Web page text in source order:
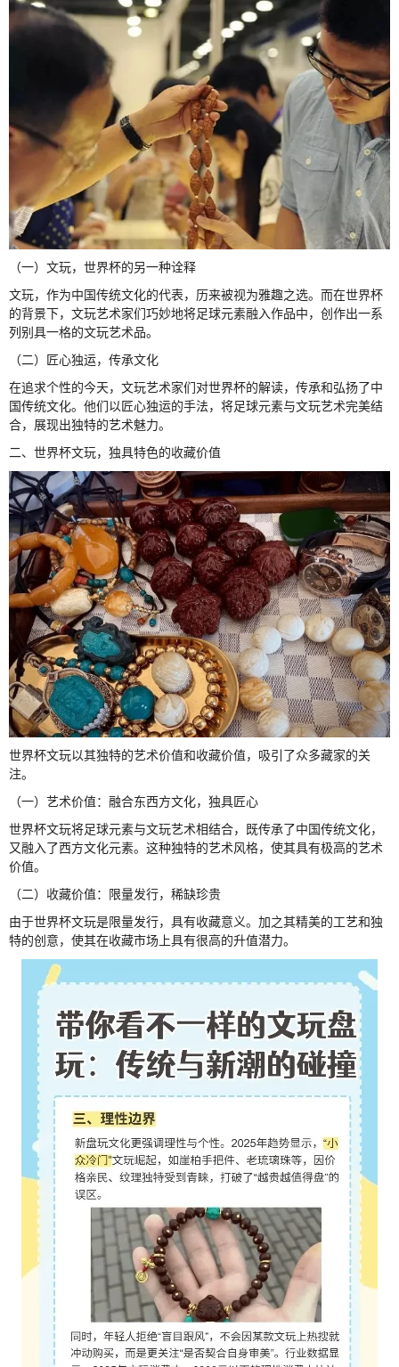
（一）文玩，世界杯的另一种诠释
文玩，作为中国传统文化的代表，历来被视为雅趣之选。而在世界杯
的背景下，文玩艺术家们巧妙地将足球元素融入作品中，创作出一系
列别具一格的文玩艺术品。
（二）匠心独运，传承文化
在追求个性的今天，文玩艺术家们对世界杯的解读，传承和弘扬了中
国传统文化。他们以匠心独运的手法，将足球元素与文玩艺术完美结
合，展现出独特的艺术魅力。
二、世界杯文玩，独具特色的收藏价值
世界杯文玩以其独特的艺术价值和收藏价值，吸引了众多藏家的关
注。
（一）艺术价值：融合东西方文化，独具匠心
世界杯文玩将足球元素与文玩艺术相结合，既传承了中国传统文化，
又融入了西方文化元素。这种独特的艺术风格，使其具有极高的艺术
价值。
（二）收藏价值：限量发行，稀缺珍贵
由于世界杯文玩是限量发行，具有收藏意义。加之其精美的工艺和独
特的创意，使其在收藏市场上具有很高的升值潜力。